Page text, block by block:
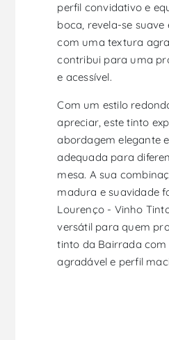
perfil convidativo e
boca, revela-se suave
com uma textura
contribui para uma
e acessível.
Com um estilo
apreciar, este tinto
abordagem elegante
adequada para
mesa. A sua
madura e suavidade
Lourenço - Vinho
versátil para quem
tinto da Bairrada
agradável e perfil